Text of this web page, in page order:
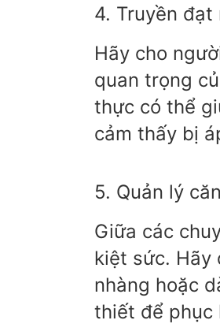
4. Truyền đạt
Hãy cho
quan trọng
thực có thể
cảm thấy bị
5. Quản lý
Giữa các
kiệt sức. Hãy
nhàng hoặc
thiết để phục